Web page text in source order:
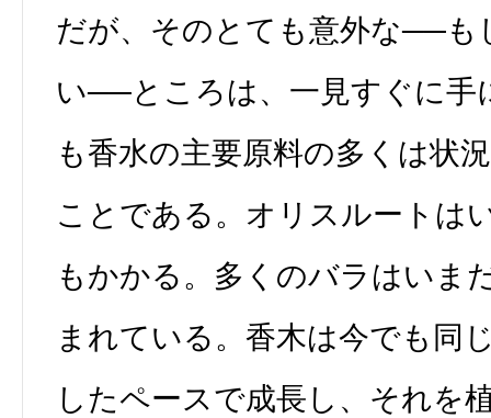
だが、そのとても意外な──も
い──ところは、一見すぐに手
も香水の主要原料の多くは状
ことである。オリスルートは
もかかる。多くのバラはいま
まれている。香木は今でも同
したペースで成長し、それを